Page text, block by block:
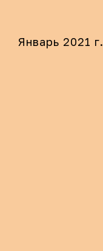
Январь 2021 г.